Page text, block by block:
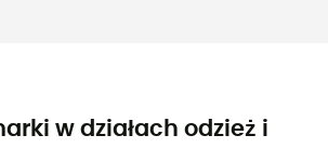
w działach odzież i